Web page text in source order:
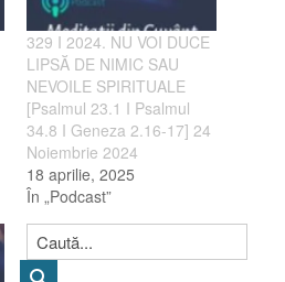
329 I 2024. NU VOI DUCE
LIPSĂ DE NIMIC SAU
NEVOILE SPIRITUALE
[Psalmul 23.1 I Psalmul
34.8 I Geneza 2.16-17] 24
Noiembrie 2024
18 aprilie, 2025
În „Podcast”